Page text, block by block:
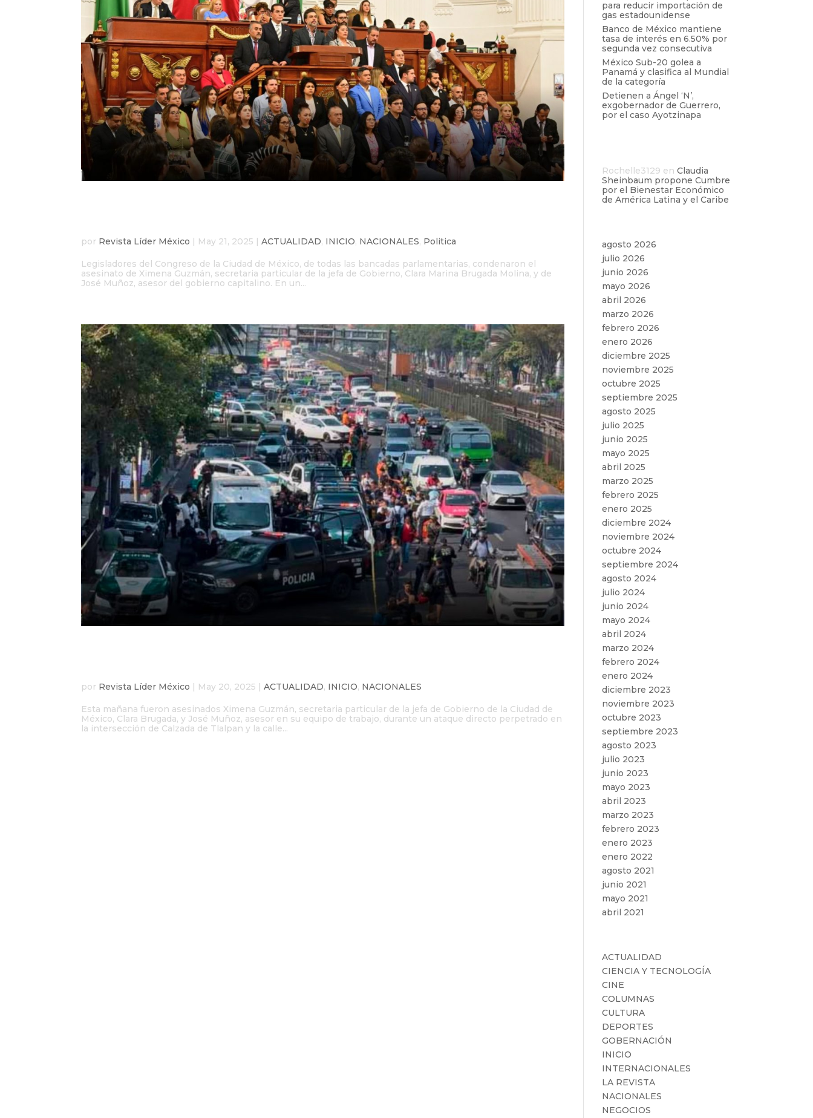
por Revista Líder México | May 21, 2025 |ACTUALIDAD, INICIO, NACIONALES, Politica
Legisladores del Congreso de la Ciudad de México, de todas las bancadas parlamentarias, condenaron el
asesinato de Ximena Guzmán, secretaria particular de la jefa de Gobierno, Clara Marina Brugada Molina, y de
José Muñoz, asesor del gobierno capitalino. En un...
por Revista Líder México | May 20, 2025 |ACTUALIDAD, INICIO, NACIONALES
Esta mañana fueron asesinados Ximena Guzmán, secretaria particular de la jefa de Gobierno de la Ciudad de
México, Clara Brugada, y José Muñoz, asesor en su equipo de trabajo, durante un ataque directo perpetrado en
la intersección de Calzada de Tlalpan y la calle...
para reducir importación de
gas estadounidense
Banco de México mantiene
tasa de interés en 6.50% por
segunda vez consecutiva
México Sub-20 golea a
Panamá y clasifica al Mundial
de la categoría
Detienen a Ángel ‘N’,
exgobernador de Guerrero,
por el caso Ayotzinapa
Rochelle3129 en Claudia
Sheinbaum propone Cumbre
por el Bienestar Económico
de América Latina y el Caribe
agosto 2026
julio 2026
junio 2026
mayo 2026
abril 2026
marzo 2026
febrero 2026
enero 2026
diciembre 2025
noviembre 2025
octubre 2025
septiembre 2025
agosto 2025
julio 2025
junio 2025
mayo 2025
abril 2025
marzo 2025
febrero 2025
enero 2025
diciembre 2024
noviembre 2024
octubre 2024
septiembre 2024
agosto 2024
julio 2024
junio 2024
mayo 2024
abril 2024
marzo 2024
febrero 2024
enero 2024
diciembre 2023
noviembre 2023
octubre 2023
septiembre 2023
agosto 2023
julio 2023
junio 2023
mayo 2023
abril 2023
marzo 2023
febrero 2023
enero 2023
enero 2022
agosto 2021
junio 2021
mayo 2021
abril 2021
ACTUALIDAD
CIENCIA Y TECNOLOGÍA
CINE
COLUMNAS
CULTURA
DEPORTES
GOBERNACIÓN
INICIO
INTERNACIONALES
LA REVISTA
NACIONALES
NEGOCIOS